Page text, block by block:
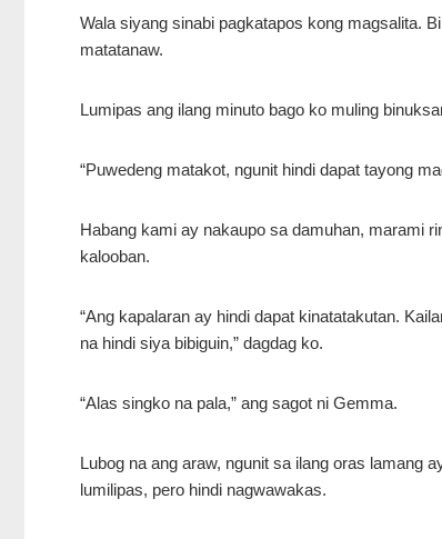
Wala siyang sinabi pagkatapos kong magsalita.
matatanaw.
Lumipas ang ilang minuto bago ko muling
“Puwedeng matakot, ngunit hindi dapat tayong
Habang kami ay nakaupo sa damuhan, marami
kalooban.
“Ang kapalaran ay hindi dapat kinatatakutan.
na hindi siya bibiguin,” dagdag ko.
“Alas singko na pala,” ang sagot ni Gemma.
Lubog na ang araw, ngunit sa ilang oras lamang
lumilipas, pero hindi nagwawakas.